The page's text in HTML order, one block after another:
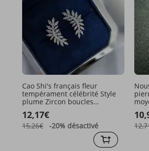
Cao Shi's français fleur
tempérament célébrité Style
plume Zircon boucles
d'oreilles mode polyvalent
bijoux de mariée
12,17€
15,26€ -20% désactivé